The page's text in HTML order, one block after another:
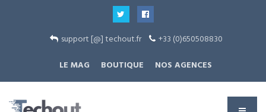
support [@] techout.fr
+33 (0)650508830
LE MAG
BOUTIQUE NOS AGENCES